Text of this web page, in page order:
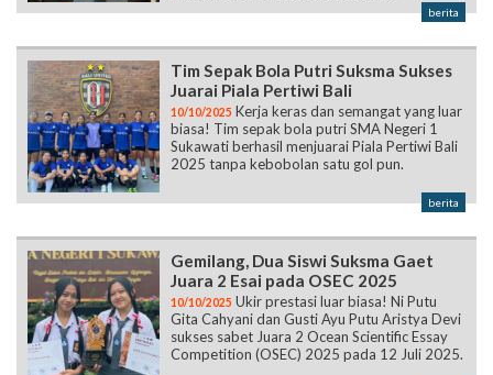
berita
Tim Sepak Bola Putri Suksma Sukses
Juarai Piala Pertiwi Bali
10/10/2025 Kerja keras dan semangat yang luar
biasa! Tim sepak bola putri SMA Negeri 1
Sukawati berhasil menjuarai Piala Pertiwi Bali
2025 tanpa kebobolan satu gol pun.
berita
Gemilang, Dua Siswi Suksma Gaet
Juara 2 Esai pada OSEC 2025
10/10/2025 Ukir prestasi luar biasa! Ni Putu
Gita Cahyani dan Gusti Ayu Putu Aristya Devi
sukses sabet Juara 2 Ocean Scientific Essay
Competition (OSEC) 2025 pada 12 Juli 2025.